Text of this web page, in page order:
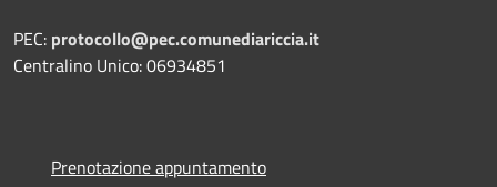
PEC: protocollo@pec.comunediariccia.it
Centralino Unico: 06934851
Prenotazione appuntamento